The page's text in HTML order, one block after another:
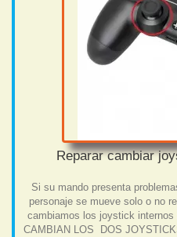
Reparar cambiar
Si su mando presenta
personaje se mueve solo o no
cambiamos los joystick
CAMBIAN LOS DOS